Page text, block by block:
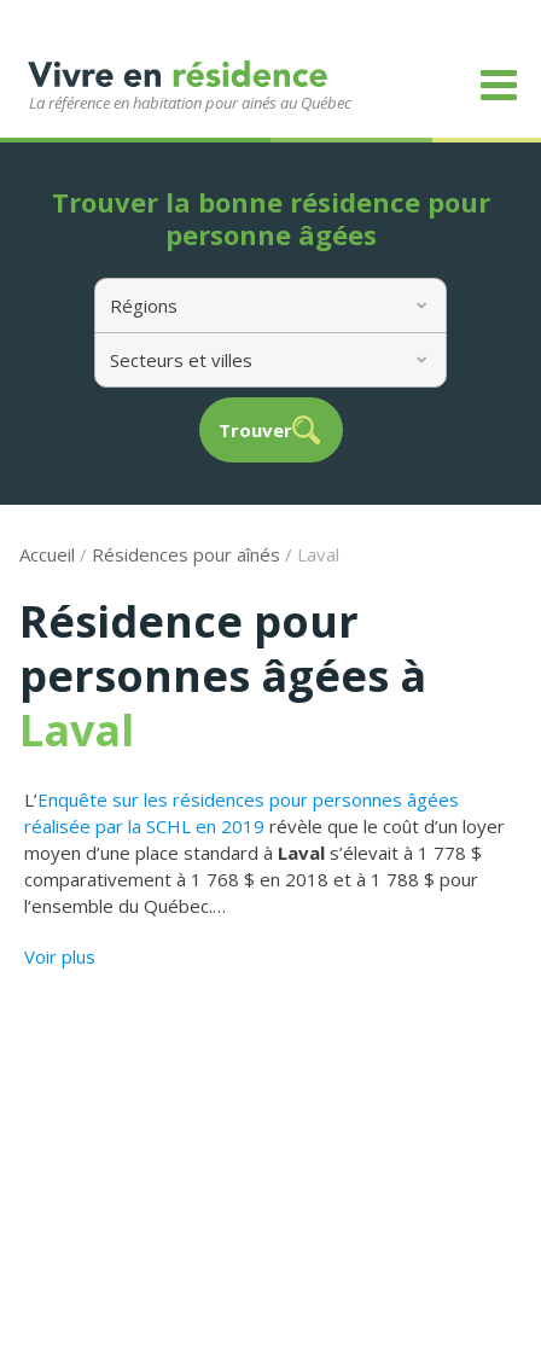
La référence en habitation pour ainés au Québec
Régions
Secteurs et villes
Trouver
Trouver la bonne résidence pour
personne âgées
Accueil / Résidences pour aînés / Laval
Résidence pour
personnes âgées à
Laval
L’Enquête sur les résidences pour personnes âgées
réalisée par la SCHL en 2019 révèle que le coût d’un loyer
moyen d’une place standard à Laval s’élevait à 1 778 $
comparativement à 1 768 $ en 2018 et à 1 788 $ pour
l‘ensemble du Québec.…
Voir plus